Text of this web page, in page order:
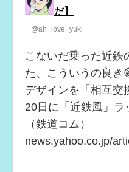
だ】
@ah_love_yuki
こないだ乗った近鉄
た、こういうの良き
デザインを「相互交
20日に「近鉄風」
（鉄道コム）
news.yahoo.co.jp/